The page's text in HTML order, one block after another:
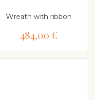
Wreath with ribbon
484,00 €